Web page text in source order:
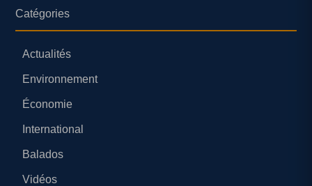
Catégories
Actualités
Environnement
Économie
International
Balados
Vidéos